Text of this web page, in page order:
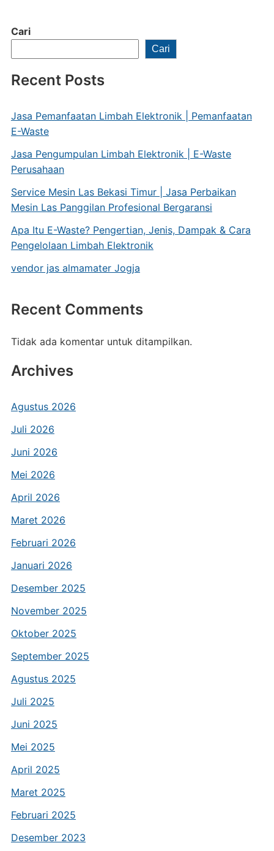
Cari
Cari
Recent Posts
Jasa Pemanfaatan Limbah Elektronik | Pemanfaatan
E-Waste
Jasa Pengumpulan Limbah Elektronik | E-Waste
Perusahaan
Service Mesin Las Bekasi Timur | Jasa Perbaikan
Mesin Las Panggilan Profesional Bergaransi
Apa Itu E-Waste? Pengertian, Jenis, Dampak & Cara
Pengelolaan Limbah Elektronik
vendor jas almamater Jogja
Recent Comments
Tidak ada komentar untuk ditampilkan.
Archives
Agustus 2026
Juli 2026
Juni 2026
Mei 2026
April 2026
Maret 2026
Februari 2026
Januari 2026
Desember 2025
November 2025
Oktober 2025
September 2025
Agustus 2025
Juli 2025
Juni 2025
Mei 2025
April 2025
Maret 2025
Februari 2025
Desember 2023